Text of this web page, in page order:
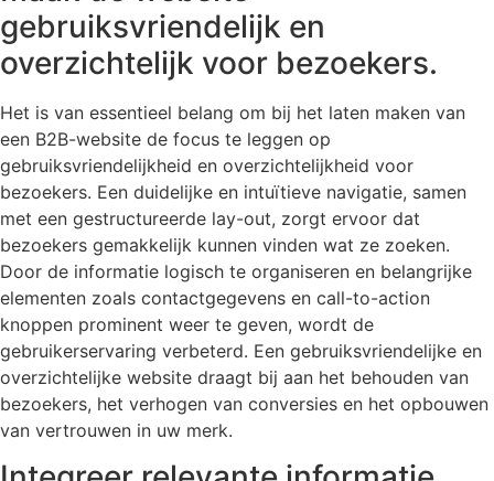
gebruiksvriendelijk en
overzichtelijk voor bezoekers.
Het is van essentieel belang om bij het laten maken van
een B2B-website de focus te leggen op
gebruiksvriendelijkheid en overzichtelijkheid voor
bezoekers. Een duidelijke en intuïtieve navigatie, samen
met een gestructureerde lay-out, zorgt ervoor dat
bezoekers gemakkelijk kunnen vinden wat ze zoeken.
Door de informatie logisch te organiseren en belangrijke
elementen zoals contactgegevens en call-to-action
knoppen prominent weer te geven, wordt de
gebruikerservaring verbeterd. Een gebruiksvriendelijke en
overzichtelijke website draagt bij aan het behouden van
bezoekers, het verhogen van conversies en het opbouwen
van vertrouwen in uw merk.